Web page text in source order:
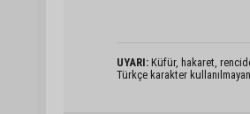
UYARI: Küfür, hakaret,
Türkçe karakter